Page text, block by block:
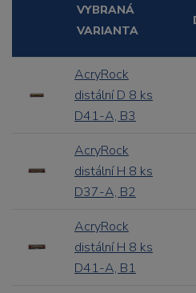
VYBRANÁ
VARIANTA
AcryRock
distální D 8 ks
D41-A, B3
AcryRock
distální H 8 ks
D37-A, B2
AcryRock
distální H 8 ks
D41-A, B1